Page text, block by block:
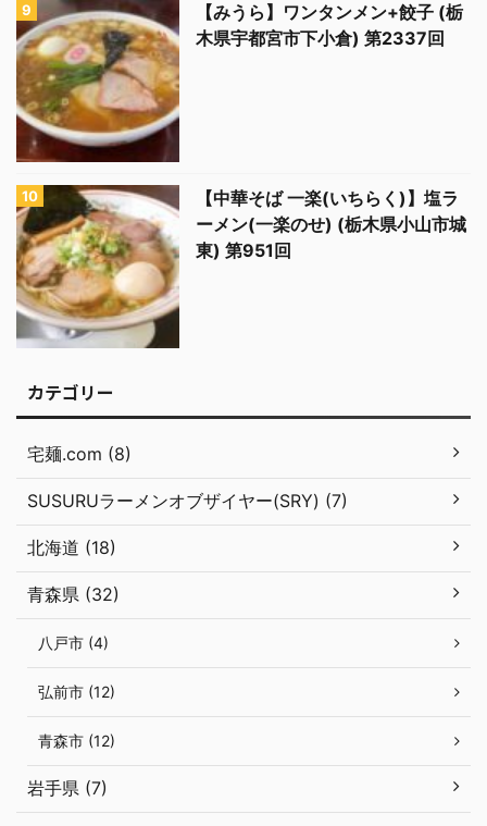
【みうら】ワンタンメン+餃子 (栃
木県宇都宮市下小倉) 第2337回
【中華そば 一楽(いちらく)】塩ラ
ーメン(一楽のせ) (栃木県小山市城
東) 第951回
カテゴリー
宅麺.com (8)
SUSURUラーメンオブザイヤー(SRY) (7)
北海道 (18)
青森県 (32)
八戸市 (4)
弘前市 (12)
青森市 (12)
岩手県 (7)